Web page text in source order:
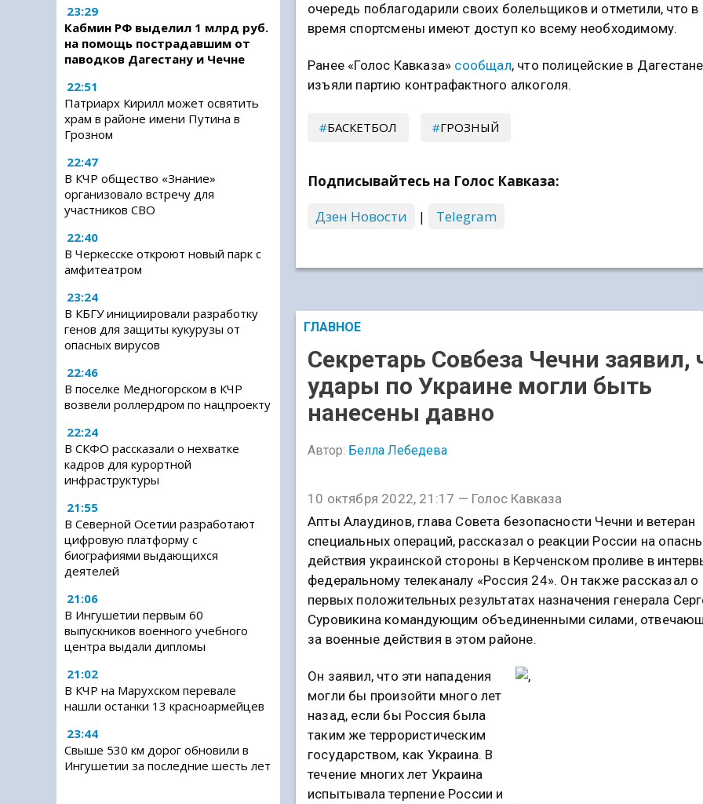
23:29
Кабмин РФ выделил 1 млрд руб.
на помощь пострадавшим от
паводков Дагестану и Чечне
22:51
Патриарх Кирилл может освятить
храм в районе имени Путина в
Грозном
22:47
В КЧР общество «Знание»
организовало встречу для
участников СВО
22:40
В Черкесске откроют новый парк с
амфитеатром
23:24
В КБГУ инициировали разработку
генов для защиты кукурузы от
опасных вирусов
22:46
В поселке Медногорском в КЧР
возвели роллердром по нацпроекту
22:24
В СКФО рассказали о нехватке
кадров для курортной
инфраструктуры
21:55
В Северной Осетии разработают
цифровую платформу с
биографиями выдающихся
деятелей
21:06
В Ингушетии первым 60
выпускников военного учебного
центра выдали дипломы
21:02
В КЧР на Марухском перевале
нашли останки 13 красноармейцев
23:44
Свыше 530 км дорог обновили в
Ингушетии за последние шесть лет
очередь поблагодарили своих болельщиков и отметили, что
время спортсмены имеют доступ ко всему необходимому.
Ранее «Голос Кавказа» сообщал, что полицейские в Дагестане
изъяли партию контрафактного алкоголя.
БАСКЕТБОЛ ГРОЗНЫЙ
Подписывайтесь на Голос Кавказа:
Дзен Новости
| Telegram
ГЛАВНОЕ
Секретарь Совбеза Чечни заявил,
удары по Украине могли быть
нанесены давно
Автор: Белла Лебедева
10 октября 2022, 21:17 — Голос Кавказа
Апты Алаудинов, глава Совета безопасности Чечни и ветеран
специальных операций, рассказал о реакции России на
действия украинской стороны в Керченском проливе в
федеральному телеканалу «Россия 24». Он также рассказал о
первых положительных результатах назначения генерала
Суровикина командующим объединенными силами,
за военные действия в этом районе.
Он заявил, что эти нападения
могли бы произойти много лет
назад, если бы Россия была
таким же террористическим
государством, как Украина. В
течение многих лет Украина
испытывала терпение России и